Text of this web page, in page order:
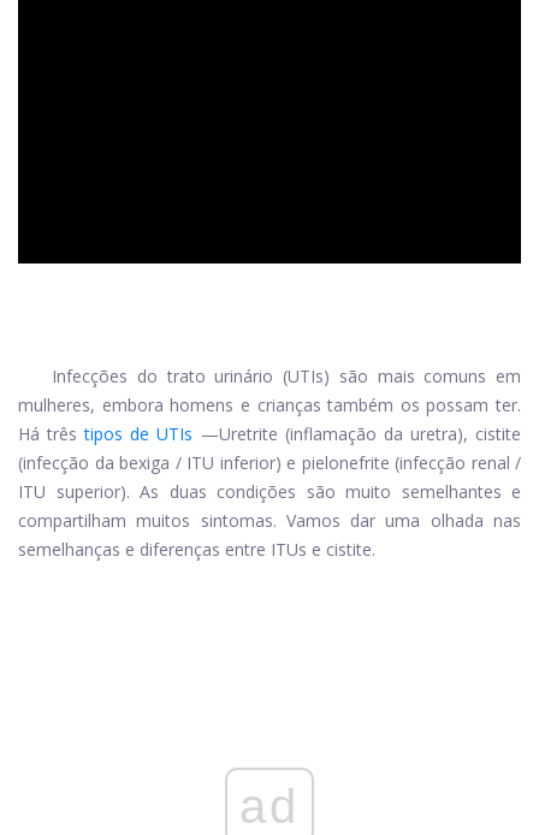
Infecções do trato urinário (UTIs) são mais comuns em
mulheres, embora homens e crianças também os possam ter.
Há três tipos de UTIs —Uretrite (inflamação da uretra), cistite
(infecção da bexiga / ITU inferior) e pielonefrite (infecção renal /
ITU superior). As duas condições são muito semelhantes e
compartilham muitos sintomas. Vamos dar uma olhada nas
semelhanças e diferenças entre ITUs e cistite.
ad